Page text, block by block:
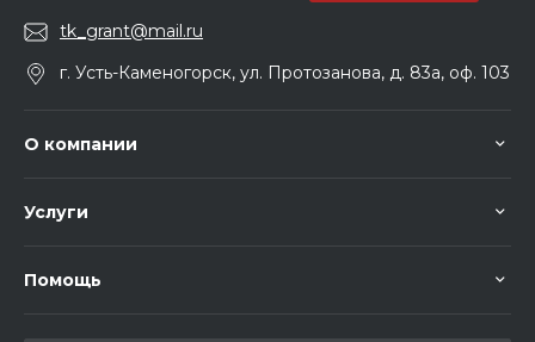
tk_grant@mail.ru
г. Усть-Каменогорск, ул. Протозанова, д. 83а, оф. 103
О компании
Услуги
Помощь